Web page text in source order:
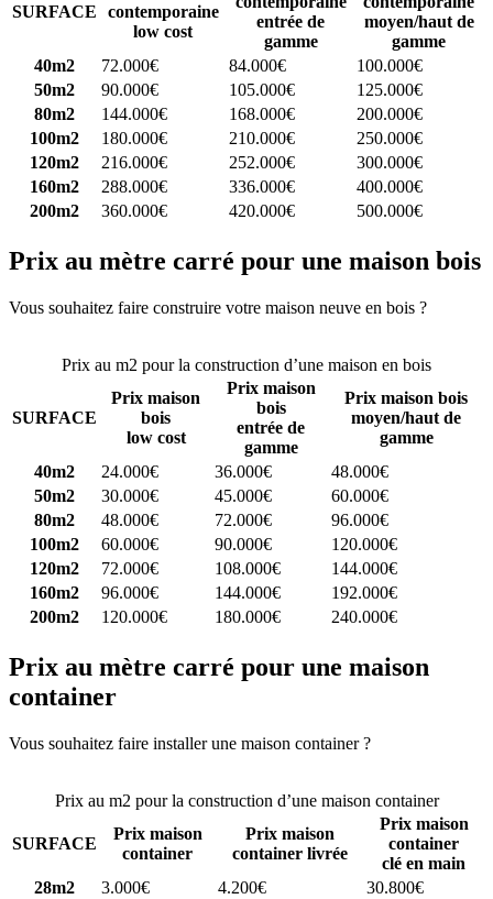
SURFACE
contemporaine
low cost
entrée de
gamme
moyen/haut de
gamme
40m2
72.000€ 84.000€
100.000€
50m2
90.000€ 105.000€
125.000€
80m2
144.000€ 168.000€
200.000€
100m2
180.000€ 210.000€
250.000€
120m2
216.000€ 252.000€
300.000€
160m2
288.000€ 336.000€
400.000€
200m2
360.000€ 420.000€ 500.000€
Prix au mètre carré pour une maison bois
Vous souhaitez faire construire votre maison neuve en bois ?
Prix au m2 pour la construction d’une maison en bois
SURFACE
Prix maison
bois
low cost
Prix maison
bois
entrée de
gamme
Prix maison bois
moyen/haut de
gamme
40m2
24.000€ 36.000€
48.000€
50m2
30.000€ 45.000€
60.000€
80m2
48.000€ 72.000€
96.000€
100m2
60.000€ 90.000€
120.000€
120m2
72.000€ 108.000€
144.000€
160m2
96.000€ 144.000€
192.000€
200m2
120.000€ 180.000€ 240.000€
Prix au mètre carré pour une maison
container
Vous souhaitez faire installer une maison container ?
Prix au m2 pour la construction d’une maison container
SURFACE
Prix maison
container
Prix maison
container livrée
Prix maison
container
clé en main
28m2
3.000€ 4.200€
30.800€